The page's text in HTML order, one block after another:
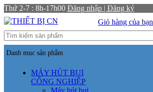
Thứ 2-7 : 8h-17h00 Đăng nhập | Đăng ký
Giỏ hàng của bạn
Danh mục sản phẩm
MÁY HÚT BỤI
CÔNG NGHIỆP
Máy hút bụi